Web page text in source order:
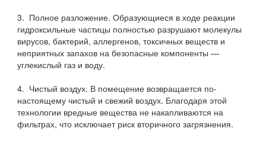
3. Полное разложение. Образующиеся в ходе реакции
гидроксильные частицы полностью разрушают молекулы
вирусов, бактерий, аллергенов, токсичных веществ и
неприятных запахов на безопасные компоненты —
углекислый газ и воду.
4. Чистый воздух. В помещение возвращается по-
настоящему чистый и свежий воздух. Благодаря этой
технологии вредные вещества не накапливаются на
фильтрах, что исключает риск вторичного загрязнения.